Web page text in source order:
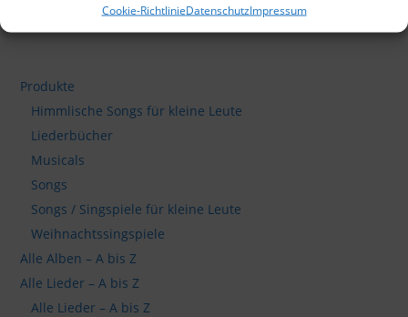
Cookie-RichtlinieDatenschutzImpressum
Produkte
Himmlische Songs für kleine Leute
Liederbücher
Musicals
Songs
Songs / Singspiele für kleine Leute
Weihnachtssingspiele
Alle Alben – A bis Z
Alle Lieder – A bis Z
Alle Lieder – A bis Z